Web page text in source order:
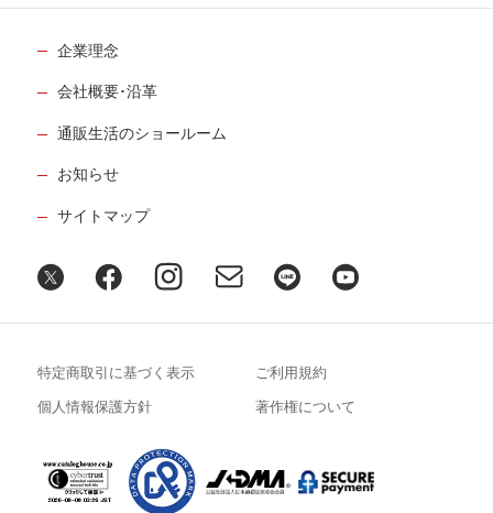
企業理念
会社概要･沿革
通販生活のショールーム
お知らせ
サイトマップ
特定商取引に基づく表示 ご利用規約
個人情報保護方針 著作権について